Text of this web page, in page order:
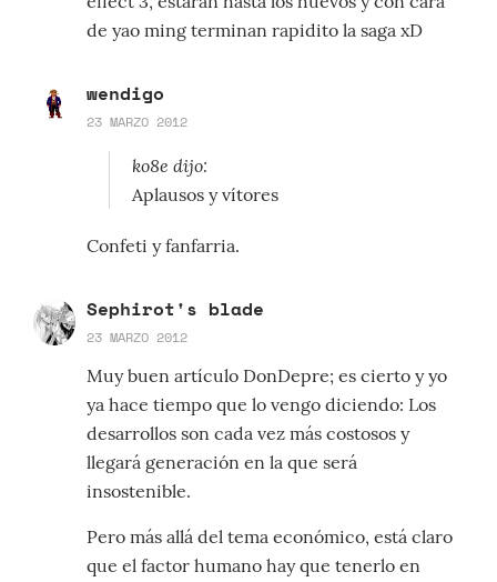
de yao ming terminan rapidito la saga xD
wendigo
23 MARZO 2012
ko8e dijo:
Aplausos y vítores
Confeti y fanfarria.
Sephirot's blade
23 MARZO 2012
Muy buen artículo DonDepre; es cierto y yo
ya hace tiempo que lo vengo diciendo: Los
desarrollos son cada vez más costosos y
llegará generación en la que será
insostenible.
Pero más allá del tema económico, está claro
que el factor humano hay que tenerlo en